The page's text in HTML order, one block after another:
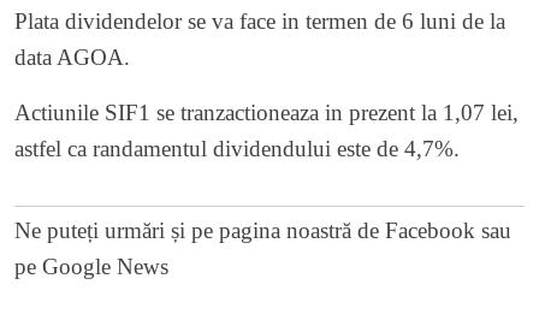
Plata dividendelor se va face in termen de 6 luni de la
data AGOA.
Actiunile SIF1 se tranzactioneaza in prezent la 1,07 lei,
astfel ca randamentul dividendului este de 4,7%.
Ne puteți urmări și pe pagina noastră de Facebook sau
pe Google News